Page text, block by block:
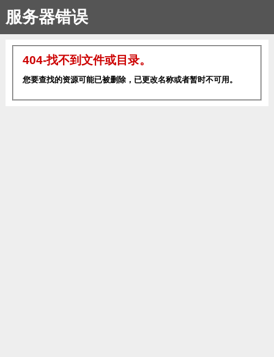
服务器错误
404-找不到文件或目录。
您要查找的资源可能已被删除，已更改名称或者暂时不可用。